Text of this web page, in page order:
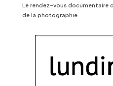
Le rendez-vous documentaire
de la photographie.